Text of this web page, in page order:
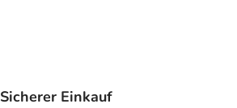
Sicherer Einkauf